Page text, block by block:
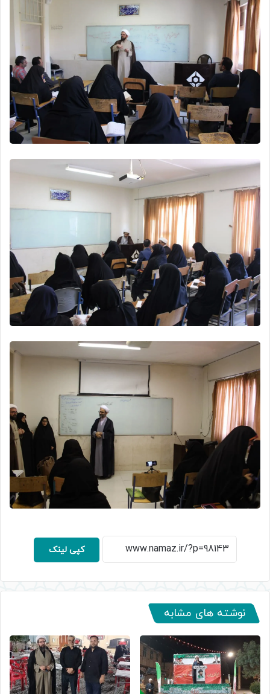
کپی لینک
نوشته های مشابه